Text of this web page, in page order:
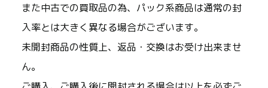
また中古での買取品の為、パック系商品は通常の封
入率とは大きく異なる場合がございます。
未開封商品の性質上、返品・交換はお受け出来ませ
ん。